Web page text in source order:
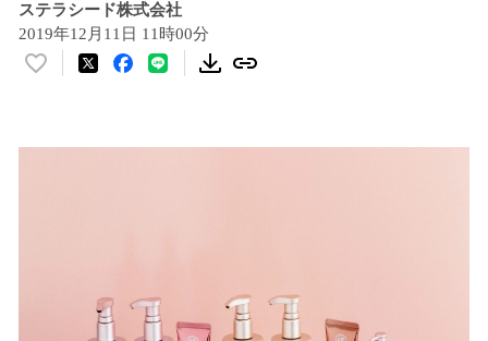
ステラシード株式会社
2019年12月11日 11時00分
い